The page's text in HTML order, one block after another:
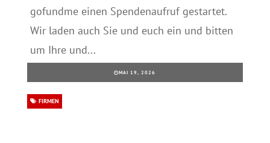
gofundme einen Spendenaufruf gestartet.
Wir laden auch Sie und euch ein und bitten
um Ihre und...
MAI 19, 2026
FIRMEN